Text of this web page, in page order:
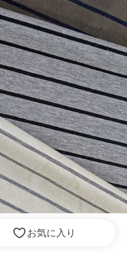
お気に入り